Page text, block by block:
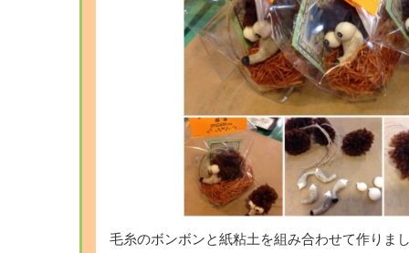
毛糸のボンボンと紙粘土を組み合わせて作りま